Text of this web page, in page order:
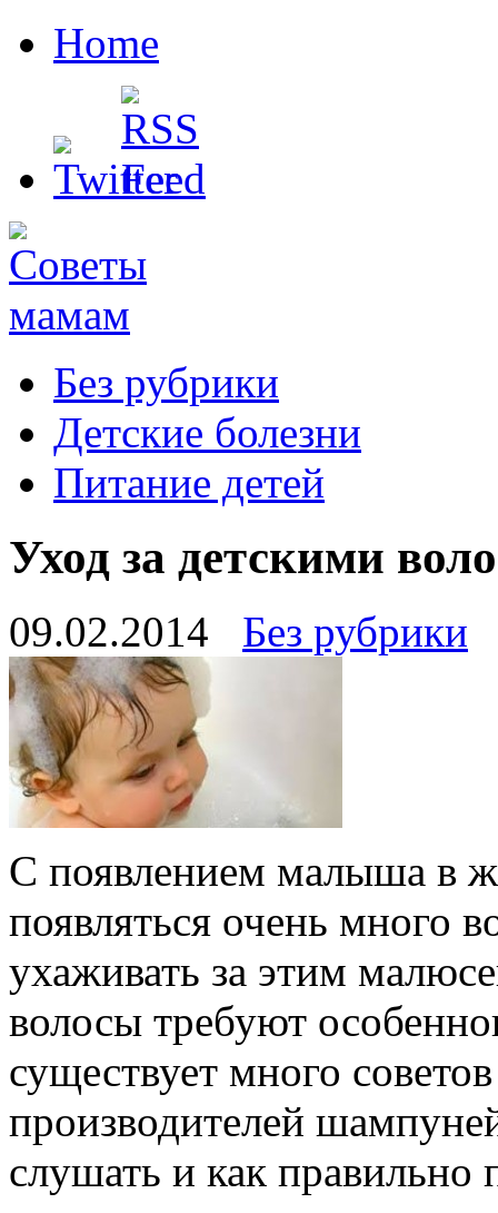
Home
Без рубрики
Детские болезни
Питание детей
Уход за детскими
09.02.2014 Без рубрики
С появлением малыша в
появляться очень много
ухаживать за этим
волосы требуют
существует много
производителей
слушать и как правильно